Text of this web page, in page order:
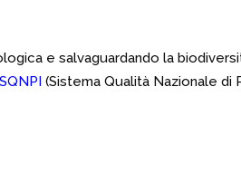
e salvaguardando la
SQNPI (Sistema Qualità Nazionale di